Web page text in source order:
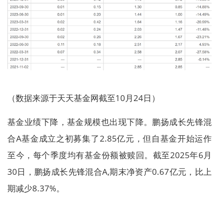
（数据来源于天天基金网截至10月24日）
基金业绩下降，基金规模也出现下降。鹏扬成长先锋混
合A基金成立之初募集了2.85亿元，但自基金开始运作
至今，每个季度均有基金份额被赎回。截至2025年6月
30日，鹏扬成长先锋混合A,期末净资产0.67亿元，比上
期减少8.37%。